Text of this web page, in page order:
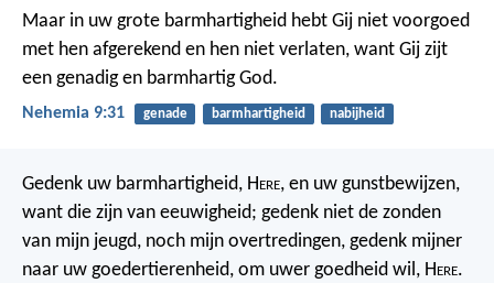
Maar in uw grote barmhartigheid hebt Gij niet voorgoed
met hen afgerekend en hen niet verlaten, want Gij zijt
een genadig en barmhartig God.
Nehemia 9:31 genade barmhartigheid nabijheid
Gedenk uw barmhartigheid, Here, en uw gunstbewijzen,
want die zijn van eeuwigheid; gedenk niet de zonden
van mijn jeugd, noch mijn overtredingen, gedenk mijner
naar uw goedertierenheid, om uwer goedheid wil, Here.